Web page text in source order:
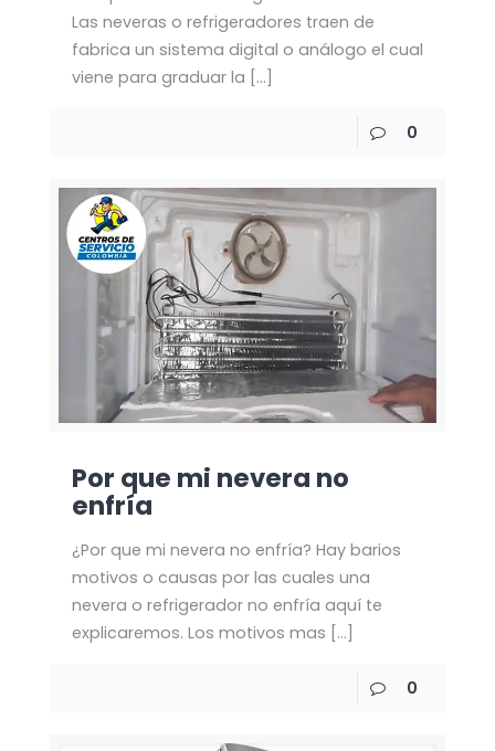
Las neveras o refrigeradores traen de
fabrica un sistema digital o análogo el cual
viene para graduar la […]
0
Por que mi nevera no
enfría
¿Por que mi nevera no enfría? Hay barios
motivos o causas por las cuales una
nevera o refrigerador no enfría aquí te
explicaremos. Los motivos mas […]
0